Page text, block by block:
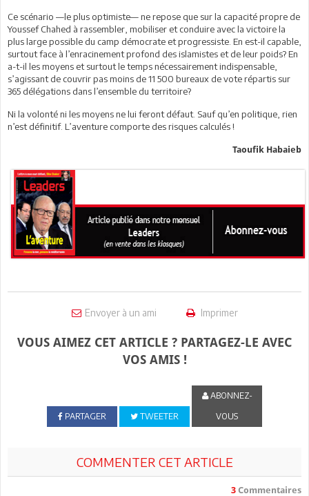
Ce scénario —le plus optimiste— ne repose que sur la capacité propre de
Youssef Chahed à rassembler, mobiliser et conduire avec la victoire la
plus large possible du camp démocrate et progressiste. En est-il capable,
surtout face à l’enracinement profond des islamistes et de leur poids? En
a-t-il les moyens et surtout le temps nécessairement indispensable,
s’agissant de couvrir pas moins de 11 500 bureaux de vote répartis sur
365 délégations dans l’ensemble du territoire?
Ni la volonté ni les moyens ne lui feront défaut. Sauf qu’en politique, rien
n’est définitif. L’aventure comporte des risques calculés !
Taoufik Habaieb
Envoyer à un ami Imprimer
VOUS AIMEZ CET ARTICLE ? PARTAGEZ-LE AVEC
VOS AMIS !
PARTAGER TWEETER
ABONNEZ-
VOUS
COMMENTER CET ARTICLE
3 Commentaires